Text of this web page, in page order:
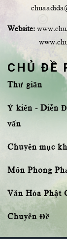
Website:
CHỦ ĐỀ
Thư giãn
Ý kiến - Diễn
vấn
Chuyên mục
Môn Phong
Văn Hóa Phật
Chuyên Đề